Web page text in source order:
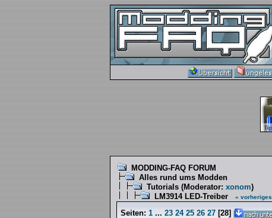
MODDING-FAQ FORUM
Alles rund ums Modden
Tutorials(Moderator: xonom)
LM3914 LED-Treiber
« vorheriges
Seiten: 1 ... 23 24 25 26 27[28]